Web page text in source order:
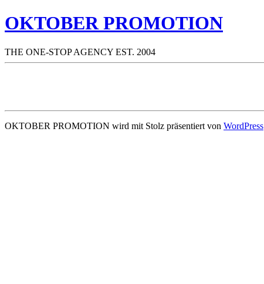
OKTOBER PROMOTION
THE ONE-STOP AGENCY EST. 2004
OKTOBER PROMOTION wird mit Stolz präsentiert von WordPress